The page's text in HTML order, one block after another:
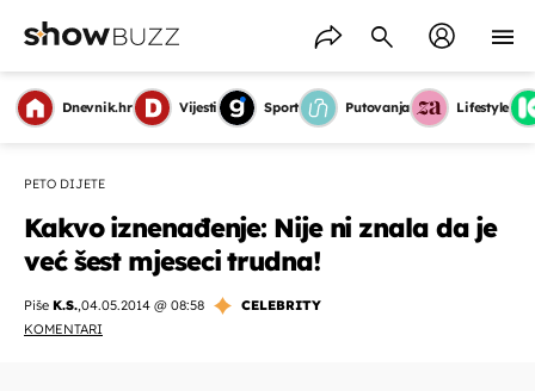
Dnevnik.hr Vijesti Sport Putovanja Lifestyle
PETO DIJETE
Kakvo iznenađenje: Nije ni znala da je
već šest mjeseci trudna!
Piše K.S.,04.05.2014 @ 08:58
CELEBRITY
KOMENTARI